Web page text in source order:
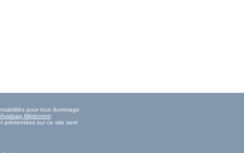
pour tout dommage
Aviabag Météorem
présentées sur ce site sont